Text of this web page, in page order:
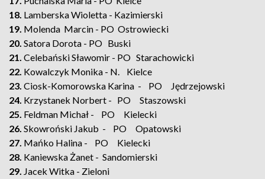
18. Lamberska Wioletta - Kazimierski
19. Molenda Marcin - PO Ostrowiecki
20. Satora Dorota - PO Buski
21. Celebański Sławomir - PO Starachowicki
22. Kowalczyk Monika - N. Kielce
23. Ciosk-Komorowska Karina - PO Jędrzejowski
24. Krzystanek Norbert - PO Staszowski
25. Feldman Michał - PO Kielecki
26. Skowroński Jakub - PO Opatowski
27. Mańko Halina - PO Kielecki
28. Kaniewska Żanet - Sandomierski
29. Jacek Witka - Zieloni